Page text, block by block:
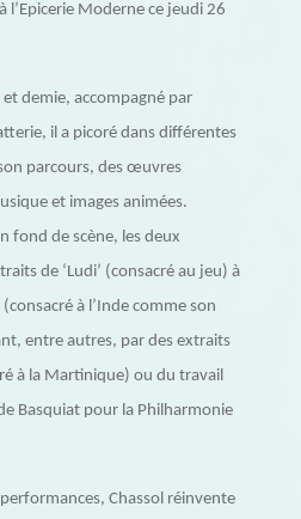
l’Epicerie Moderne ce jeudi 26
demie, accompagné par
il a picoré dans différentes
parcours, des œuvres
et images animées.
fond de scène, les deux
de ‘Ludi’ (consacré au jeu) à
à l’Inde comme son
entre autres, par des extraits
à la Martinique) ou du travail
Basquiat pour la Philharmonie
Chassol réinvente